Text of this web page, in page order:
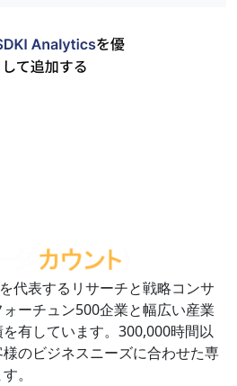
代表するリサーチと戦略コンサ
ーチュン500企業と幅広い産業
有しています。300,000時間以
のビジネスニーズに合わせた専
。